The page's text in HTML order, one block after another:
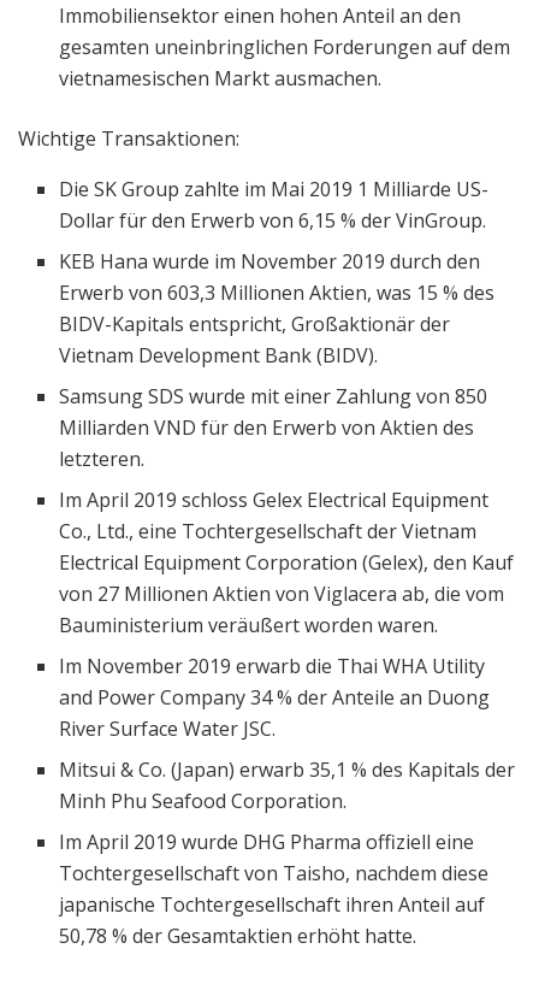
Immobiliensektor einen hohen Anteil an den
gesamten uneinbringlichen Forderungen auf dem
vietnamesischen Markt ausmachen.
Wichtige Transaktionen:
Die SK Group zahlte im Mai 2019 1 Milliarde US-
Dollar für den Erwerb von 6,15 % der VinGroup.
KEB Hana wurde im November 2019 durch den
Erwerb von 603,3 Millionen Aktien, was 15 % des
BIDV-Kapitals entspricht, Großaktionär der
Vietnam Development Bank (BIDV).
Samsung SDS wurde mit einer Zahlung von 850
Milliarden VND für den Erwerb von Aktien des
letzteren.
Im April 2019 schloss Gelex Electrical Equipment
Co., Ltd., eine Tochtergesellschaft der Vietnam
Electrical Equipment Corporation (Gelex), den Kauf
von 27 Millionen Aktien von Viglacera ab, die vom
Bauministerium veräußert worden waren.
Im November 2019 erwarb die Thai WHA Utility
and Power Company 34 % der Anteile an Duong
River Surface Water JSC.
Mitsui & Co. (Japan) erwarb 35,1 % des Kapitals der
Minh Phu Seafood Corporation.
Im April 2019 wurde DHG Pharma offiziell eine
Tochtergesellschaft von Taisho, nachdem diese
japanische Tochtergesellschaft ihren Anteil auf
50,78 % der Gesamtaktien erhöht hatte.